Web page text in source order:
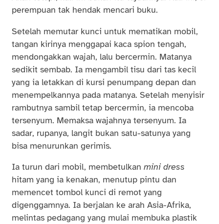
perempuan tak hendak mencari buku.
Setelah memutar kunci untuk mematikan mobil,
tangan kirinya menggapai kaca spion tengah,
mendongakkan wajah, lalu bercermin. Matanya
sedikit sembab. Ia mengambil tisu dari tas kecil
yang ia letakkan di kursi penumpang depan dan
menempelkannya pada matanya. Setelah menyisir
rambutnya sambil tetap bercermin, ia mencoba
tersenyum. Memaksa wajahnya tersenyum. Ia
sadar, rupanya, langit bukan satu-satunya yang
bisa menurunkan gerimis.
Ia turun dari mobil, membetulkan mini dress
hitam yang ia kenakan, menutup pintu dan
memencet tombol kunci di remot yang
digenggamnya. Ia berjalan ke arah Asia-Afrika,
melintas pedagang yang mulai membuka plastik